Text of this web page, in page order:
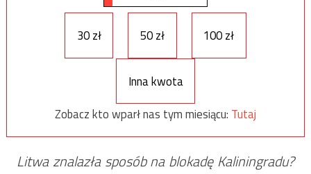
30 zł 50 zł 100 zł
Inna kwota
Zobacz kto wparł nas tym miesiącu: Tutaj
Litwa znalazła sposób na blokadę Kaliningradu?